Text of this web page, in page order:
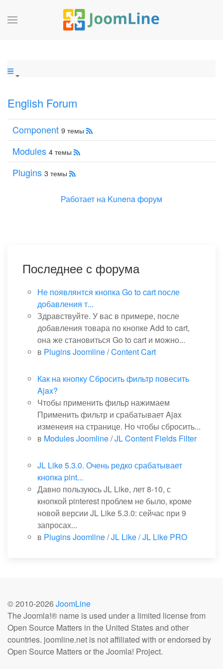
English Forum
Component 9 темы
Modules 4 темы
Plugins 3 темы
Работает на Kunena форум
Последнее с форума
Не появлянтся кнопка Go to cart после
добавления т...
Здравствуйте. У вас в примере, после
добавления товара по кнопке Add to cart,
она же становиться Go to cart и можно...
в Plugins Joomline/Content Cart
Как на кнопку Сбросить фильтр повесить
Ajax?
Чтобы применить фильр нажимаем
Применить фильтр и срабатывает Ajax
изменеия на странице. Но чтобы сбросить...
в Modules Joomline/JL Content Fields Filter
JL Like 5.3.0. Очень редко срабатывает
кнопка pint...
Давно пользуюсь JL Like, лет 8-10, с
кнопкой pinterest проблем не было, кроме
новой версии JL Like 5.3.0: сейчас при 9
запросах...
в Plugins Joomline/JL Like / JL Like PRO
© 2010-2026 JoomLine
The Joomla!® name is used under a limited license from
Open Source Matters in the United States and other
countries. joomline.net is not affiliated with or endorsed by
Open Source Matters or the Joomla! Project.